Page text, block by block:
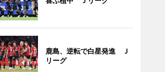
鹿島、逆転で白星発進 Ｊ
リーグ